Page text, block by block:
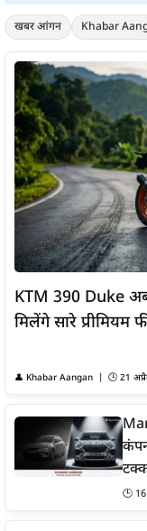
खबर आंगन Khabar
KTM 390 Duke
मिलेंगे सारे प्रीमियम
👤 Khabar Aangan | 🕒 21
🕒